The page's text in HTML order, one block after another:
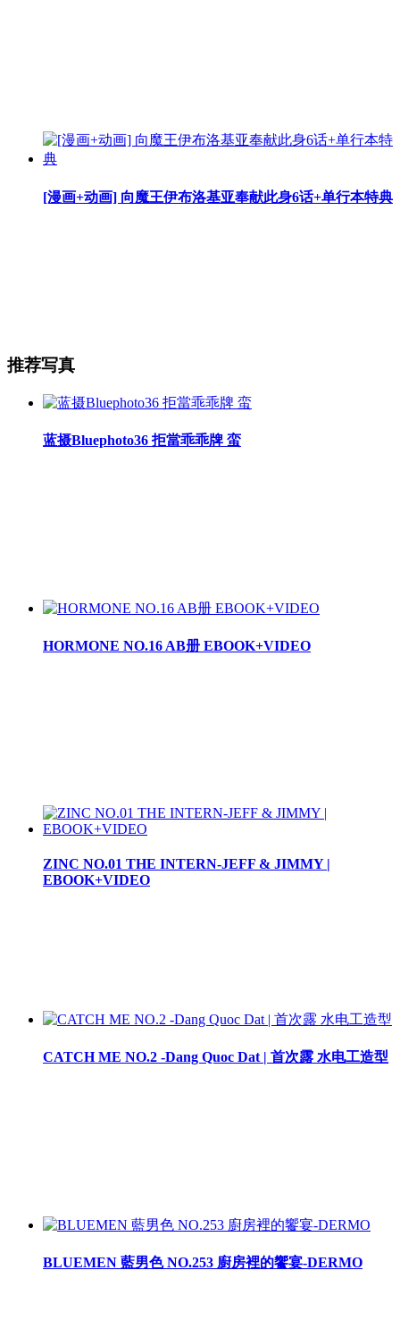
[漫画+动画] 向魔王伊布洛基亚奉献此身6话+单行本特典
推荐写真
蓝摄Bluephoto36 拒當乖乖牌 蛮
HORMONE NO.16 AB册 EBOOK+VIDEO
ZINC NO.01 THE INTERN-JEFF & JIMMY |
EBOOK+VIDEO
CATCH ME NO.2 -Dang Quoc Dat | 首次露 水电工造型
BLUEMEN 藍男色 NO.253 廚房裡的饗宴-DERMO